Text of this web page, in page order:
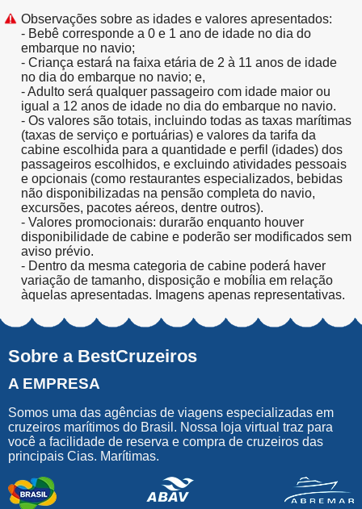
Observações sobre as idades e valores apresentados:
- Bebê corresponde a 0 e 1 ano de idade no dia do
embarque no navio;
- Criança estará na faixa etária de 2 à 11 anos de idade
no dia do embarque no navio; e,
- Adulto será qualquer passageiro com idade maior ou
igual a 12 anos de idade no dia do embarque no navio.
- Os valores são totais, incluindo todas as taxas marítimas
(taxas de serviço e portuárias) e valores da tarifa da
cabine escolhida para a quantidade e perfil (idades) dos
passageiros escolhidos, e excluindo atividades pessoais
e opcionais (como restaurantes especializados, bebidas
não disponibilizadas na pensão completa do navio,
excursões, pacotes aéreos, dentre outros).
- Valores promocionais: durarão enquanto houver
disponibilidade de cabine e poderão ser modificados sem
aviso prévio.
- Dentro da mesma categoria de cabine poderá haver
variação de tamanho, disposição e mobília em relação
àquelas apresentadas. Imagens apenas representativas.
Sobre a BestCruzeiros
A EMPRESA
Somos uma das agências de viagens especializadas em
cruzeiros marítimos do Brasil. Nossa loja virtual traz para
você a facilidade de reserva e compra de cruzeiros das
principais Cias. Marítimas.